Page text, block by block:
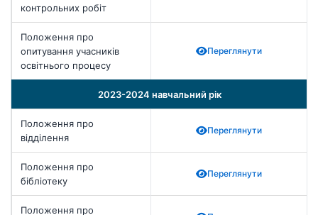
контрольних робіт
Положення про
опитування учасників
освітнього процесу
Переглянути
2023-2024 навчальний рік
Положення про
відділення
Переглянути
Положення про
бібліотеку
Переглянути
Положення про